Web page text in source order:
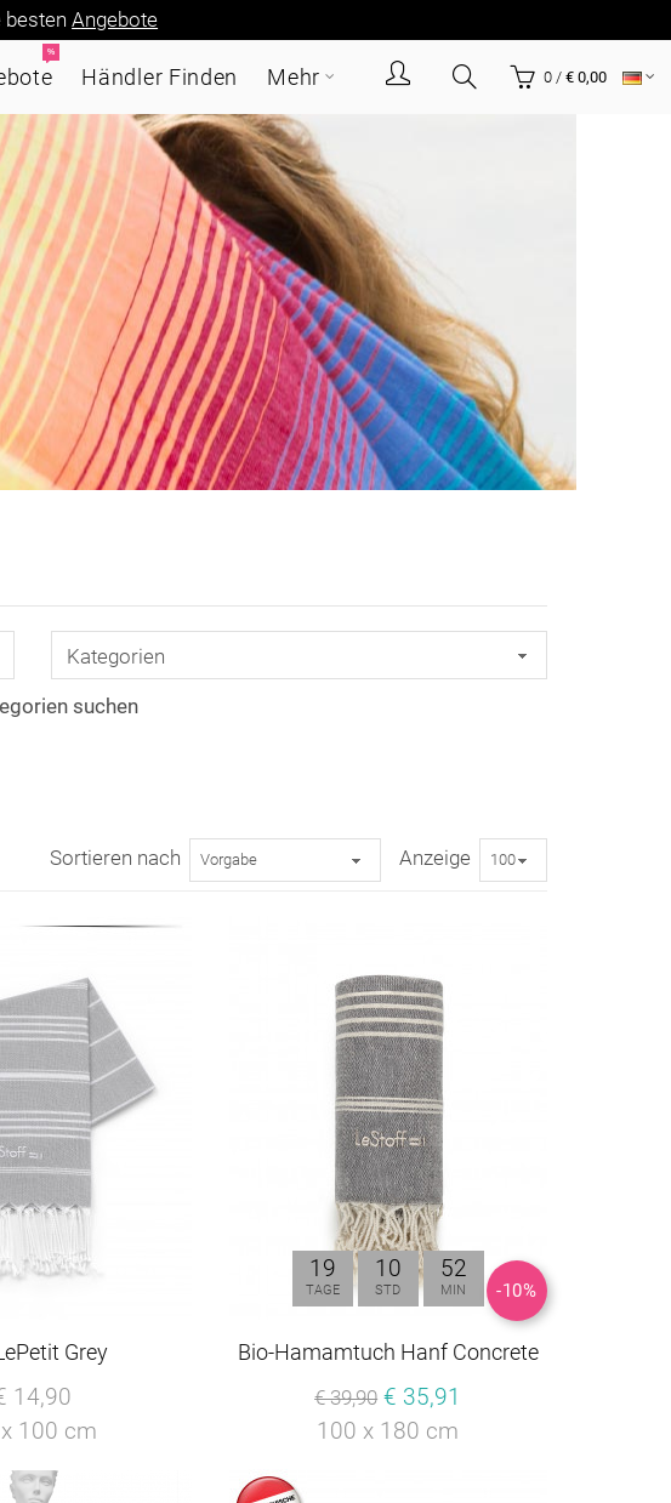
bestenAngebote
%
Händler Finden Mehr 0 / € 0,00
suchen
Sortieren nach Anzeige
Grey
14,90
100 cm
19
TAGE
10
STD
52
MIN -10%
Bio-Hamamtuch Hanf Concrete
€ 39,90 € 35,91
100 x 180 cm